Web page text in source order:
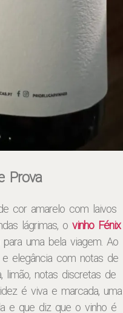
Prova
cor amarelo com laivos
lágrimas, o vinho Fénix
uma bela viagem. Ao
elegância com notas de
limão, notas discretas de
é viva e marcada, uma
e que diz que o vinho é